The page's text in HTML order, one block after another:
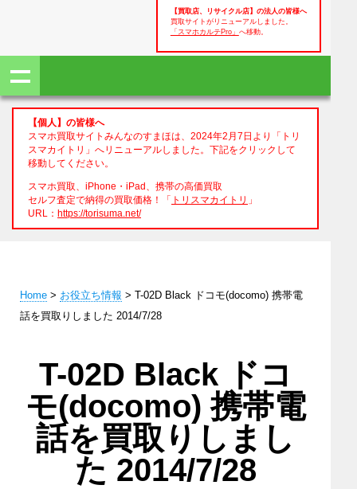
【買取店、リサイクル店】の法人の皆様へ
買取サイトがリニューアルしました。
「スマホカルテPro」 へ移動。
【個人】の皆様へ
スマホ買取サイトみんなのすまほは、2024年2月7日より「トリ
スマカイトリ」へリニューアルしました。下記をクリックして
移動してください。
スマホ買取、iPhone・iPad、携帯の高価買取
セルフ査定で納得の買取価格！「 トリスマカイトリ 」
URL： https://torisuma.net/
Home > お役立ち情報 > T-02D Black ドコモ(docomo) 携帯電
話を買取りしました 2014/7/28
T-02D Black ドコ
モ(docomo) 携帯電
話を買取りしまし
た 2014/7/28